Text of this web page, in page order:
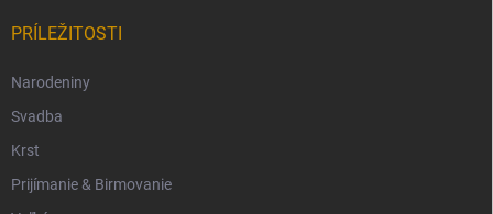
PRÍLEŽITOSTI
Narodeniny
Svadba
Krst
Prijímanie & Birmovanie